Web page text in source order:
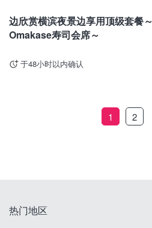
边欣赏横滨夜景边享用顶级套餐
Omakase寿司会席～
于48小时以内确认
1 2
热门地区